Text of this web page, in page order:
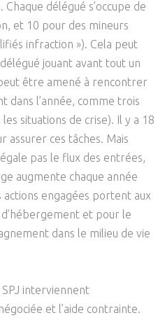
délégué s’occupe de
et 10 pour des mineurs
infraction »). Cela peut
jouant avant tout un
être amené à rencontrer
dans l’année, comme trois
situations de crise). Il y a 18
assurer ces tâches. Mais
pas le flux des entrées,
augmente chaque année
actions engagées portent aux
et pour le
dans le milieu de vie
SPJ interviennent
et l’aide contrainte.